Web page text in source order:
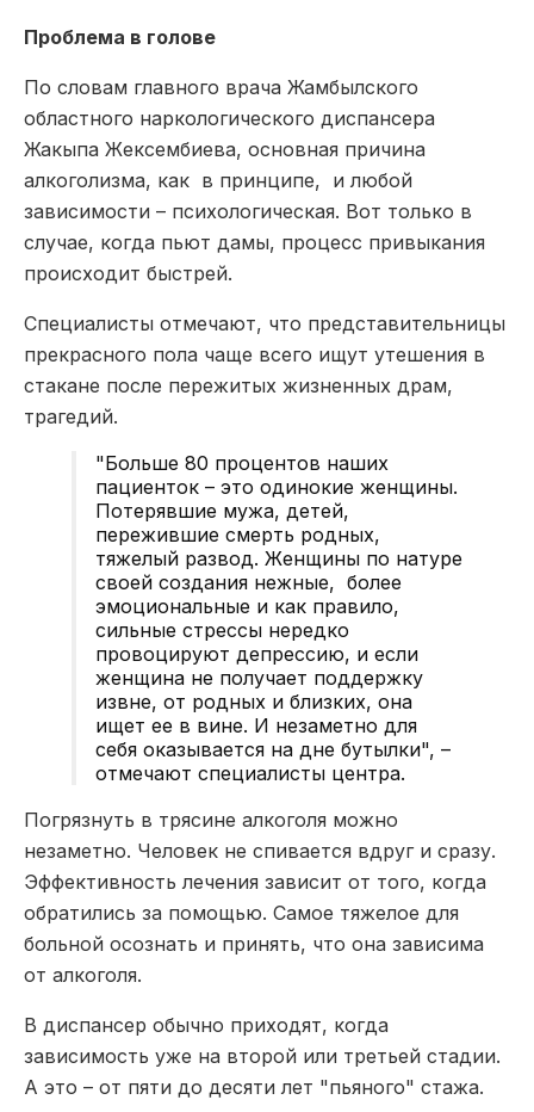
Проблема в голове
По словам главного врача Жамбылского
областного наркологического диспансера
Жакыпа Жексембиева, основная причина
алкоголизма, как в принципе, и любой
зависимости – психологическая. Вот только в
случае, когда пьют дамы, процесс привыкания
происходит быстрей.
Специалисты отмечают, что представительницы
прекрасного пола чаще всего ищут утешения в
стакане после пережитых жизненных драм,
трагедий.
"Больше 80 процентов наших
пациенток – это одинокие женщины.
Потерявшие мужа, детей,
пережившие смерть родных,
тяжелый развод. Женщины по натуре
своей создания нежные, более
эмоциональные и как правило,
сильные стрессы нередко
провоцируют депрессию, и если
женщина не получает поддержку
извне, от родных и близких, она
ищет ее в вине. И незаметно для
себя оказывается на дне бутылки", –
отмечают специалисты центра.
Погрязнуть в трясине алкоголя можно
незаметно. Человек не спивается вдруг и сразу.
Эффективность лечения зависит от того, когда
обратились за помощью. Самое тяжелое для
больной осознать и принять, что она зависима
от алкоголя.
В диспансер обычно приходят, когда
зависимость уже на второй или третьей стадии.
А это – от пяти до десяти лет "пьяного" стажа.